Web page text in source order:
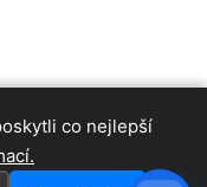
co nejlepší